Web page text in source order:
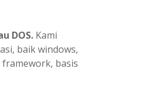
DOS.Kami
baik windows,
basis